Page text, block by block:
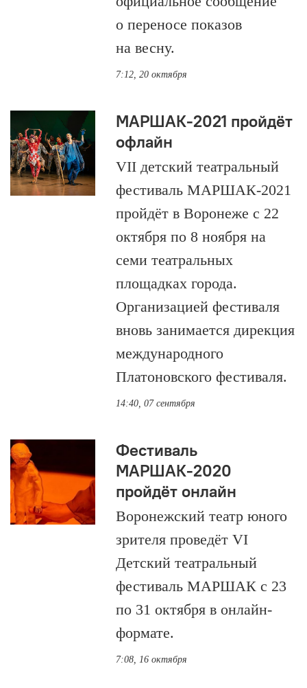
о переносе показов
на весну.
7:12, 20 октября
МАРШАК-2021 пройдёт
офлайн
VII детский театральный
фестиваль МАРШАК-2021
пройдёт в Воронеже с 22
октября по 8 ноября на
семи театральных
площадках города.
Организацией фестиваля
вновь занимается дирекция
международного
Платоновского фестиваля.
14:40, 07 сентября
Фестиваль
МАРШАК-2020
пройдёт онлайн
Воронежский театр юного
зрителя проведёт VI
Детский театральный
фестиваль МАРШАК с 23
по 31 октября в онлайн-
формате.
7:08, 16 октября